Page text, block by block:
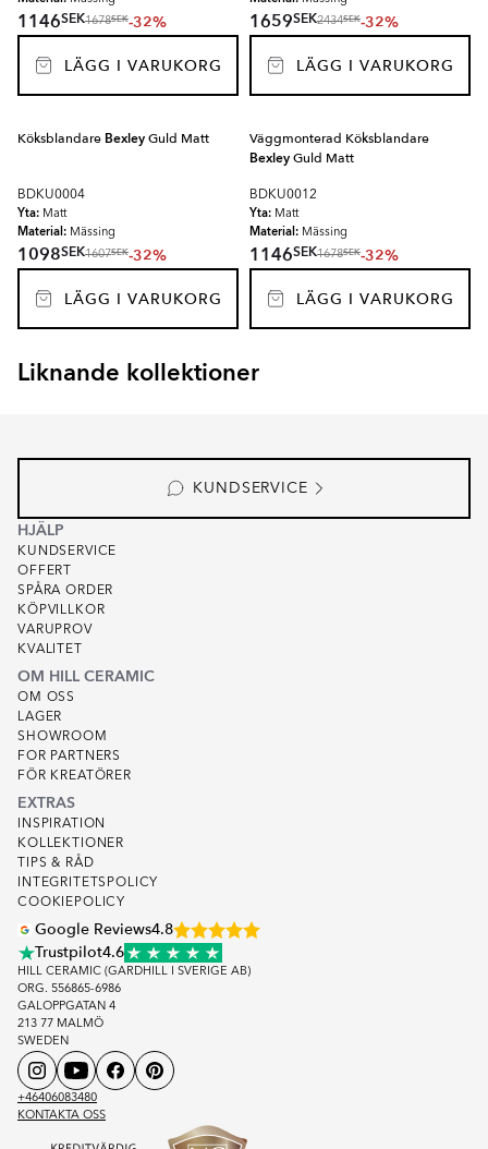
1146SEK1678SEK-32%
LÄGG I VARUKORG
1659SEK2434SEK-32%
LÄGG I VARUKORG
Köksblandare BexleyGuld Matt
BDKU0004
Yta: Matt
Material: Mässing
1098SEK1607SEK-32%
LÄGG I VARUKORG
Väggmonterad Köksblandare
BexleyGuld Matt
BDKU0012
Yta: Matt
Material: Mässing
1146SEK1678SEK-32%
LÄGG I VARUKORG
Liknande kollektioner
PALAIS
KUNDSERVICE
HJÄLP
KUNDSERVICE
OFFERT
SPÅRA ORDER
KÖPVILLKOR
VARUPROV
KVALITET
OM HILL CERAMIC
OM OSS
LAGER
SHOWROOM
FOR PARTNERS
FÖR KREATÖRER
EXTRAS
INSPIRATION
KOLLEKTIONER
TIPS & RÅD
INTEGRITETSPOLICY
COOKIEPOLICY
Google Reviews4.8
Trustpilot4.6
HILL CERAMIC (GARDHILL I SVERIGE AB)
ORG. 556865-6986
GALOPPGATAN 4
213 77 MALMÖ
SWEDEN
+46406083480
KONTAKTA OSS